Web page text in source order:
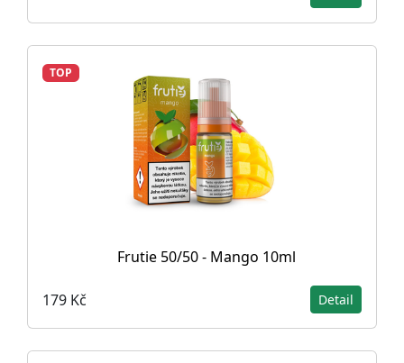
TOP
Frutie 50/50 - Mango 10ml
179 Kč Detail